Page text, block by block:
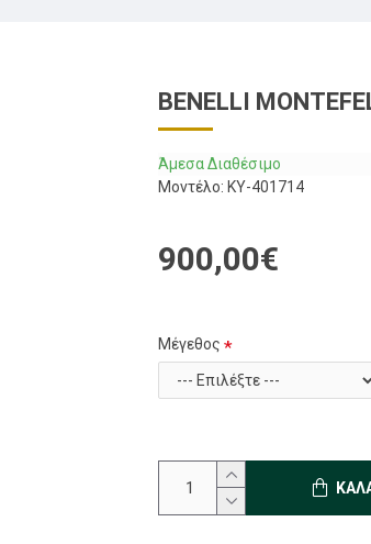
BENELLI
Άμεσα Διαθέσιμο
Μοντέλο: KY-401714
900,00€
Μέγεθος